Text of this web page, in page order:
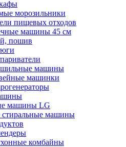
морозильники
пищевых отходов
машины 45 см
пошив
машины
машинки
машины LG
стиральные машины
комбайны